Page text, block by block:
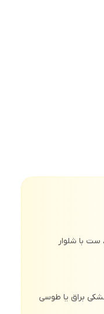
ست با شلوار
براق یا طوسی